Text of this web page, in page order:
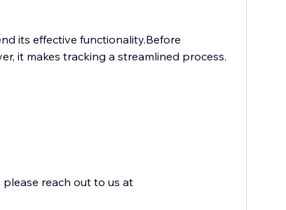
its effective functionality.Before
it makes tracking a streamlined process.
reach out to us at